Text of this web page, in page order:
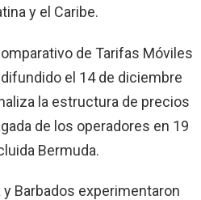
y el Caribe.
de Tarifas Móviles
difundido el 14 de diciembre
la estructura de precios
de los operadores en 19
Bermuda.
Barbados experimentaron